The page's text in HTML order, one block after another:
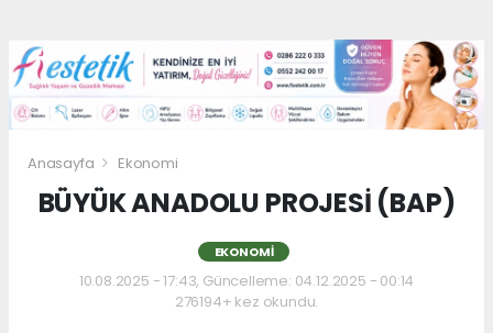
Anasayfa Ekonomi
BÜYÜK ANADOLU PROJESİ (BAP)
EKONOMI
10.08.2025 - 17:43, Güncelleme: 04.12.2025 - 00:14
276194+ kez okundu.